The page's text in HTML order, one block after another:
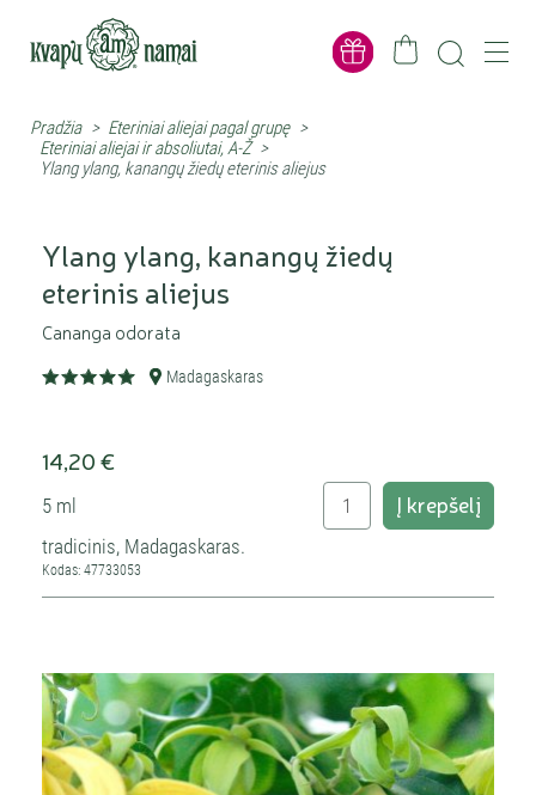
Pradžia > Eteriniai aliejai pagal grupę >
Eteriniai aliejai ir absoliutai, A-Ž >
Ylang ylang, kanangų žiedų eterinis aliejus
Ylang ylang, kanangų žiedų
eterinis aliejus
Cananga odorata
Madagaskaras
14,20 €
5 ml Į krepšelį
tradicinis, Madagaskaras.
Kodas: 47733053